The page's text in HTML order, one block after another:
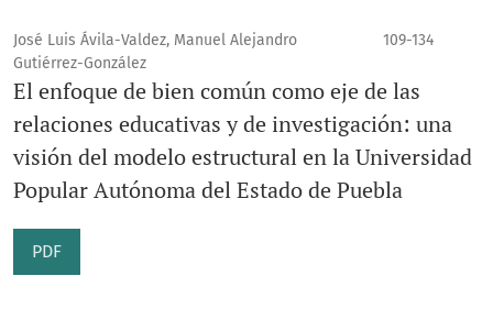
José Luis Ávila-Valdez, Manuel Alejandro
Gutiérrez-González
109-134
El enfoque de bien común como eje de las
relaciones educativas y de investigación: una
visión del modelo estructural en la Universidad
Popular Autónoma del Estado de Puebla
PDF